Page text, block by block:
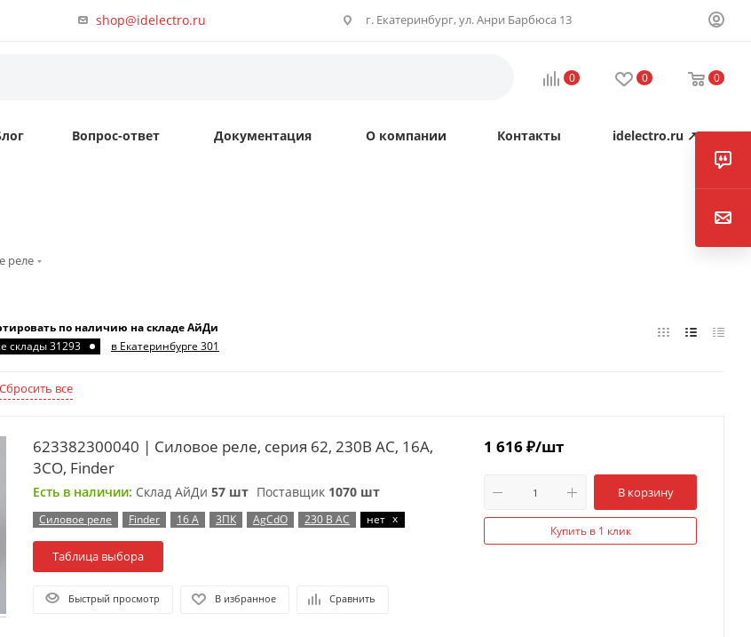
shop@idelectro.ru г. Екатеринбург, ул. Анри Барбюса 13
0 0 0
Вопрос-ответ Документация О компании Контакты idelectro.ru ↗
реле
по наличию на складе АйДи
склады 31293
в Екатеринбурге 301
Сбросить все
623382300040 | Силовое реле, серия 62, 230В AC, 16A,
3CO, Finder
Есть в наличии: Склад АйДи 57 шт Поставщик 1070 шт
Силовое реле Finder 16 А 3ПК AgCdO 230 В AC нет x
Таблица выбора
Быстрый просмотр В избранное Сравнить
1 616₽/шт
В корзину
Купить в 1 клик